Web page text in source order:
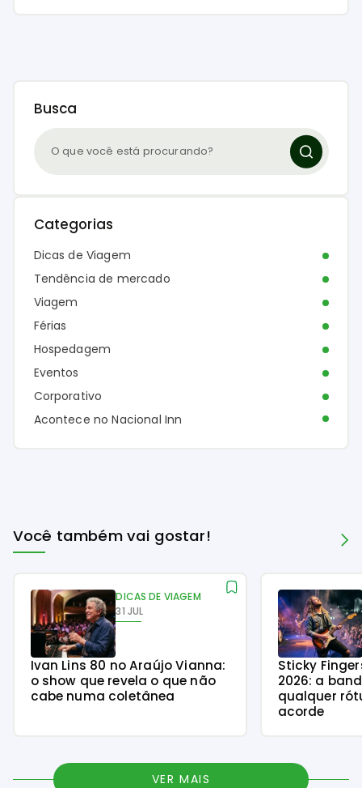
Busca
Categorias
Dicas de Viagem
Tendência de mercado
Viagem
Férias
Hospedagem
Eventos
Corporativo
Acontece no Nacional Inn
Você também vai gostar!
DICAS DE VIAGEM
31 JUL
Ivan Lins 80 no Araújo Vianna:
o show que revela o que não
cabe numa coletânea
Sticky
2026: a
qualquer
acorde
VER MAIS